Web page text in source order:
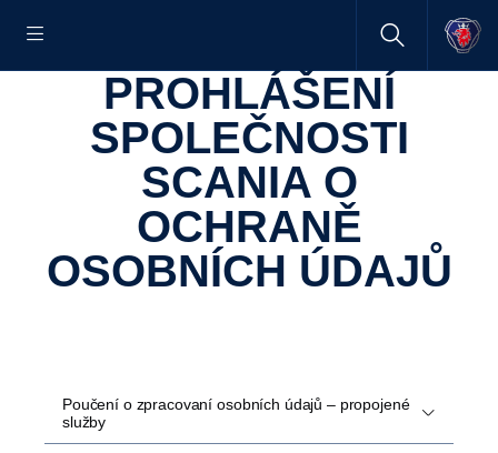
PROHLÁŠENÍ
SPOLEČNOSTI
SCANIA O
OCHRANĚ
OSOBNÍCH ÚDAJŮ
Poučení o zpracovaní osobních údajů – propojené
služby